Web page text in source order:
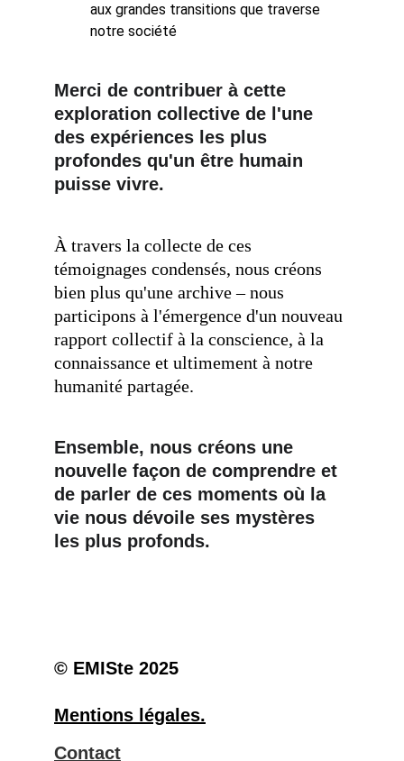
aux grandes transitions que traverse
notre société
Merci de contribuer à cette
exploration collective de l'une
des expériences les plus
profondes qu'un être humain
puisse vivre.
À travers la collecte de ces
témoignages condensés, nous créons
bien plus qu'une archive – nous
participons à l'émergence d'un nouveau
rapport collectif à la conscience, à la
connaissance et ultimement à notre
humanité partagée.
Ensemble, nous créons une
nouvelle façon de comprendre et
de parler de ces moments où la
vie nous dévoile ses mystères
les plus profonds.
© EMISte 2025
Mentions légales.
Contact